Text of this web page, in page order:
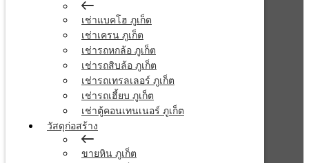
เช่าแบคโฮ ภูเก็ต
เช่าเครน ภูเก็ต
เช่ารถหกล้อ ภูเก็ต
เช่ารถสิบล้อ ภูเก็ต
เช่ารถเทรลเลอร์ ภูเก็ต
เช่ารถเฮี้ยบ ภูเก็ต
เช่าตู้คอนเทนเนอร์ ภูเก็ต
วัสดุก่อสร้าง
ขายหิน ภูเก็ต